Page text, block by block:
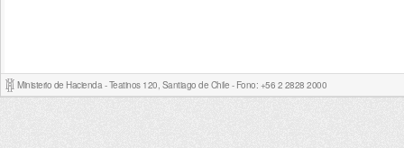
Ministerio de Hacienda - Teatinos 120, Santiago de Chile - Fono: +56 2 2828 2000